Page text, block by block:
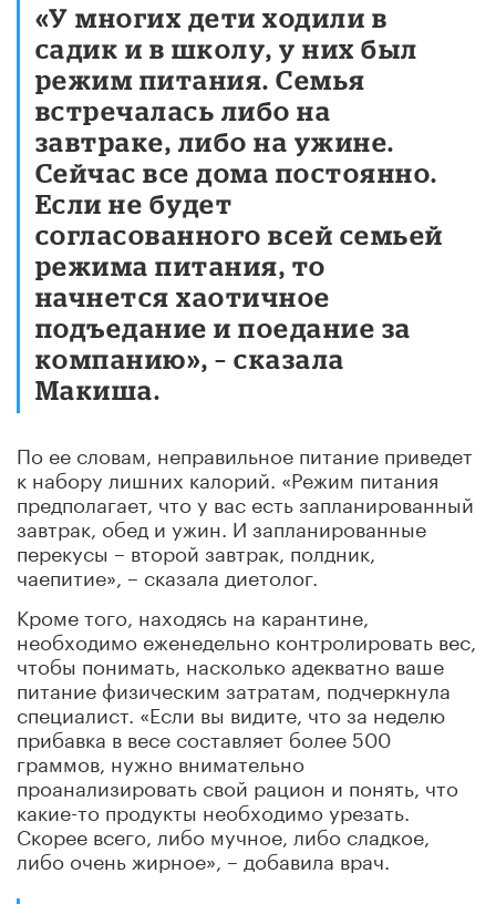
«У многих дети ходили в
садик и в школу, у них был
режим питания. Семья
встречалась либо на
завтраке, либо на ужине.
Сейчас все дома постоянно.
Если не будет
согласованного всей семьей
режима питания, то
начнется хаотичное
подъедание и поедание за
компанию», – сказала
Макиша.
По ее словам, неправильное питание приведет
к набору лишних калорий. «Режим питания
предполагает, что у вас есть запланированный
завтрак, обед и ужин. И запланированные
перекусы – второй завтрак, полдник,
чаепитие», – сказала диетолог.
Кроме того, находясь на карантине,
необходимо еженедельно контролировать вес,
чтобы понимать, насколько адекватно ваше
питание физическим затратам, подчеркнула
специалист. «Если вы видите, что за неделю
прибавка в весе составляет более 500
граммов, нужно внимательно
проанализировать свой рацион и понять, что
какие-то продукты необходимо урезать.
Скорее всего, либо мучное, либо сладкое,
либо очень жирное», – добавила врач.